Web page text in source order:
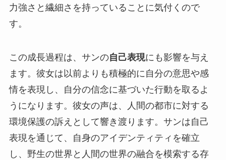
力強さと繊細さを持っていることに気付くので
す。
この成長過程は、サンの自己表現にも影響を与え
ます。彼女は以前よりも積極的に自分の意思や感
情を表現し、自分の信念に基づいた行動を取るよ
うになります。彼女の声は、人間の都市に対する
環境保護の訴えとして響き渡ります。サンは自己
表現を通じて、自身のアイデンティティを確立
し、野生の世界と人間の世界の融合を模索する存